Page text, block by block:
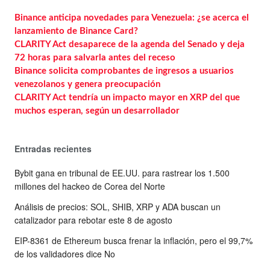
Binance anticipa novedades para Venezuela: ¿se acerca el
lanzamiento de Binance Card?
CLARITY Act desaparece de la agenda del Senado y deja
72 horas para salvarla antes del receso
Binance solicita comprobantes de ingresos a usuarios
venezolanos y genera preocupación
CLARITY Act tendría un impacto mayor en XRP del que
muchos esperan, según un desarrollador
Entradas recientes
Bybit gana en tribunal de EE.UU. para rastrear los 1.500
millones del hackeo de Corea del Norte
Análisis de precios: SOL, SHIB, XRP y ADA buscan un
catalizador para rebotar este 8 de agosto
EIP-8361 de Ethereum busca frenar la inflación, pero el 99,7%
de los validadores dice No